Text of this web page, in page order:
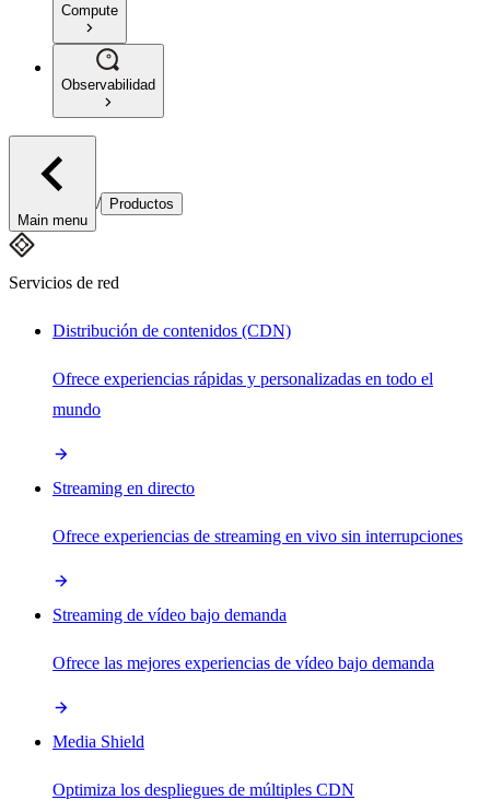
Compute
Observabilidad
Main menu
/ Productos
Servicios de red
Distribución de contenidos (CDN)
Ofrece experiencias rápidas y personalizadas en todo el
mundo
Streaming en directo
Ofrece experiencias de streaming en vivo sin interrupciones
Streaming de vídeo bajo demanda
Ofrece las mejores experiencias de vídeo bajo demanda
Media Shield
Optimiza los despliegues de múltiples CDN